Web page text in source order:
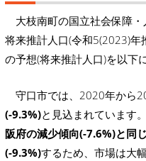
大枝南町の国立社会保障
将来推計人口(令和5(2023)
の予想(将来推計人口)を以下
守口市では、2020年から
(-9.3%)と見込まれています
阪府の減少傾向(-7.6%)と同
(-9.3%)するため、市場は大